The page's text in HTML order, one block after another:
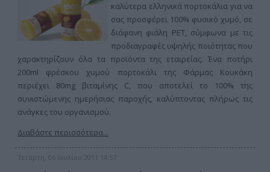
καλύτερα ελληνικά πορτοκάλια για να
σας προσφέρει 100% φυσικό χυμό, σε
διάφανη φιάλη PET, σύμφωνα με τις
προδιαγραφές υψηλής ποιότητας που
χαρακτηρίζουν όλα τα προϊόντα της εταιρείας. Ένα ποτήρι
200ml φρέσκου χυμού πορτοκάλι της Φάρμας Κουκάκη
περιέχει 80mg βιταμίνης C, που αποτελεί το 100% της
συνιστώμενης ημερήσιας παροχής, καλύπτοντας πλήρως τις
ανάγκες του οργανισμού.
Διαβάστε περισσότερα...
Τετάρτη, 06 Ιουλίου 2011 14:57